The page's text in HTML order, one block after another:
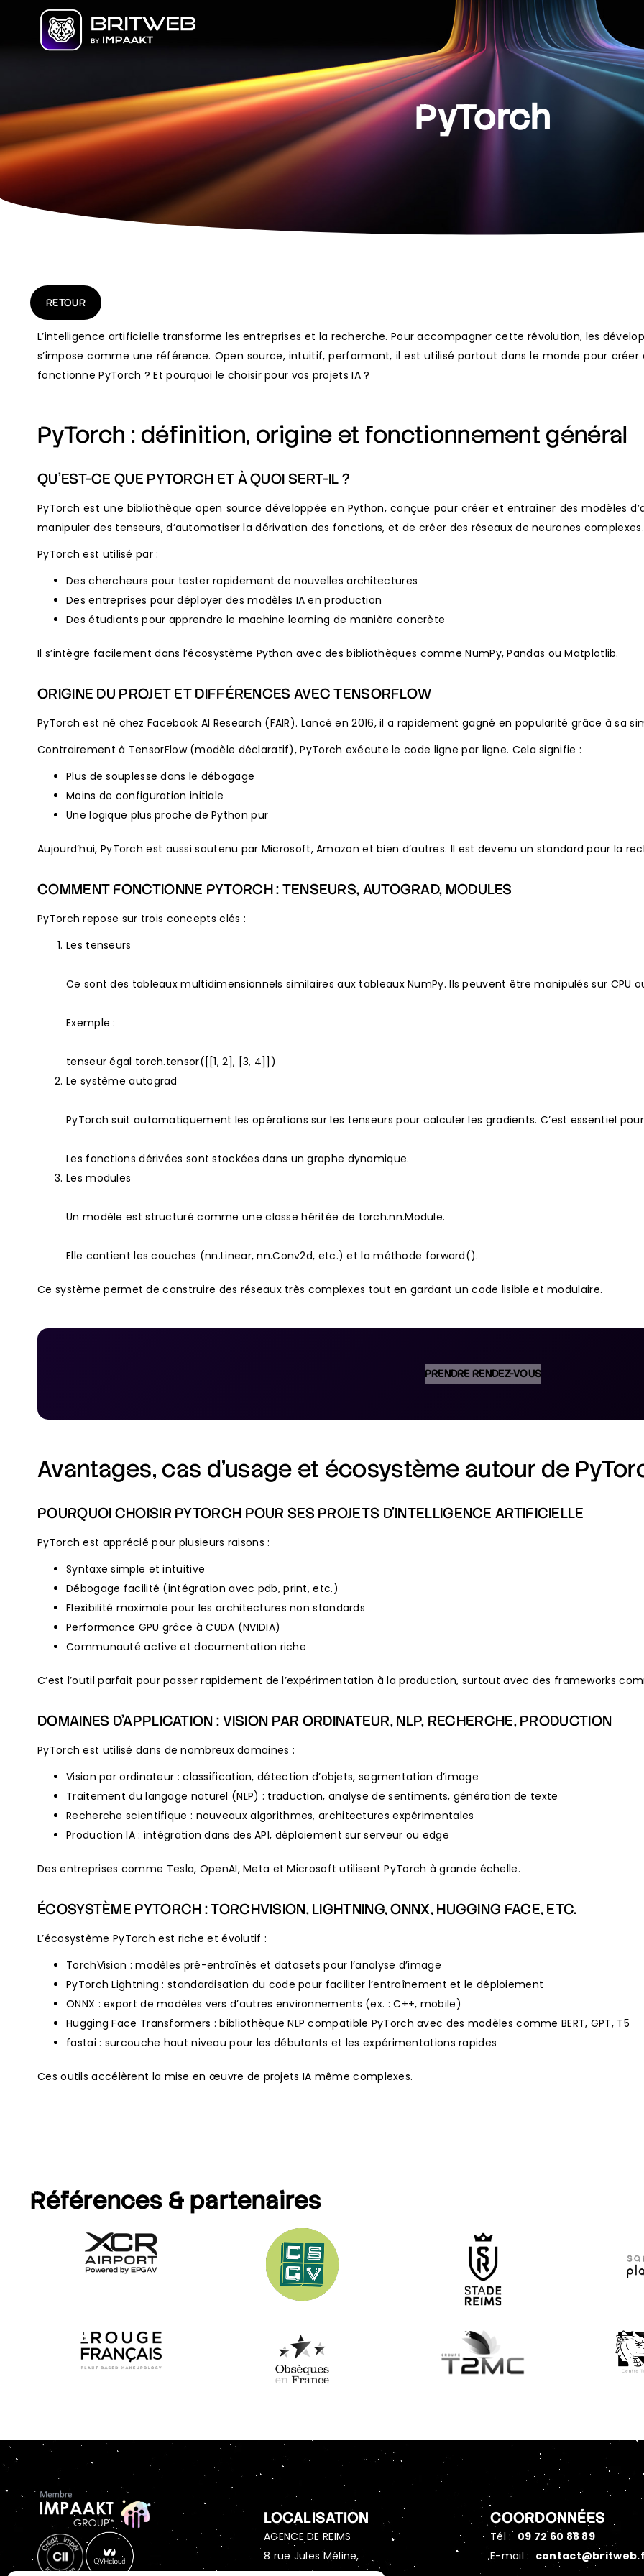
PyTorch
RETOUR
L’intelligence artificielle transforme les entreprises et la recherche. Pour accompagner cette révolution, les
s’impose comme une référence. Open source, intuitif, performant, il est utilisé partout dans le monde pour
fonctionne PyTorch ? Et pourquoi le choisir pour vos projets IA ?
PyTorch : définition, origine et fonctionnement général
QU’EST-CE QUE PYTORCH ET À QUOI SERT-IL ?
PyTorch est une bibliothèque open source développée en Python, conçue pour créer et entraîner des modèles
manipuler des tenseurs, d’automatiser la dérivation des fonctions, et de créer des réseaux de neurones complexes.
PyTorch est utilisé par :
Des chercheurs pour tester rapidement de nouvelles architectures
Des entreprises pour déployer des modèles IA en production
Des étudiants pour apprendre le machine learning de manière concrète
Il s’intègre facilement dans l’écosystème Python avec des bibliothèques comme NumPy, Pandas ou Matplotlib.
ORIGINE DU PROJET ET DIFFÉRENCES AVEC TENSORFLOW
PyTorch est né chez Facebook AI Research (FAIR). Lancé en 2016, il a rapidement gagné en popularité grâce à
Contrairement à TensorFlow (modèle déclaratif), PyTorch exécute le code ligne par ligne. Cela signifie :
Plus de souplesse dans le débogage
Moins de configuration initiale
Une logique plus proche de Python pur
Aujourd’hui, PyTorch est aussi soutenu par Microsoft, Amazon et bien d’autres. Il est devenu un standard pour la
COMMENT FONCTIONNE PYTORCH : TENSEURS, AUTOGRAD, MODULES
PyTorch repose sur trois concepts clés :
Les tenseurs
Ce sont des tableaux multidimensionnels similaires aux tableaux NumPy. Ils peuvent être manipulés sur CPU
Exemple :
tenseur égal torch.tensor([[1, 2], [3, 4]])
Le système autograd
PyTorch suit automatiquement les opérations sur les tenseurs pour calculer les gradients. C’est essentiel
Les fonctions dérivées sont stockées dans un graphe dynamique.
Les modules
Un modèle est structuré comme une classe héritée de torch.nn.Module.
Elle contient les couches (nn.Linear, nn.Conv2d, etc.) et la méthode forward().
Ce système permet de construire des réseaux très complexes tout en gardant un code lisible et modulaire.
PRENDRE RENDEZ-VOUS
Avantages, cas d’usage et écosystème autour de
POURQUOI CHOISIR PYTORCH POUR SES PROJETS D’INTELLIGENCE ARTIFICIELLE
PyTorch est apprécié pour plusieurs raisons :
Syntaxe simple et intuitive
Débogage facilité (intégration avec pdb, print, etc.)
Flexibilité maximale pour les architectures non standards
Performance GPU grâce à CUDA (NVIDIA)
Communauté active et documentation riche
C’est l’outil parfait pour passer rapidement de l’expérimentation à la production, surtout avec des frameworks
DOMAINES D’APPLICATION : VISION PAR ORDINATEUR, NLP, RECHERCHE, PRODUCTION
PyTorch est utilisé dans de nombreux domaines :
Vision par ordinateur : classification, détection d’objets, segmentation d’image
Traitement du langage naturel (NLP) : traduction, analyse de sentiments, génération de texte
Recherche scientifique : nouveaux algorithmes, architectures expérimentales
Production IA : intégration dans des API, déploiement sur serveur ou edge
Des entreprises comme Tesla, OpenAI, Meta et Microsoft utilisent PyTorch à grande échelle.
ÉCOSYSTÈME PYTORCH : TORCHVISION, LIGHTNING, ONNX, HUGGING FACE, ETC.
L’écosystème PyTorch est riche et évolutif :
TorchVision : modèles pré-entraînés et datasets pour l’analyse d’image
PyTorch Lightning : standardisation du code pour faciliter l’entraînement et le déploiement
ONNX : export de modèles vers d’autres environnements (ex. : C++, mobile)
Hugging Face Transformers : bibliothèque NLP compatible PyTorch avec des modèles comme BERT, GPT, T5
fastai : surcouche haut niveau pour les débutants et les expérimentations rapides
Ces outils accélèrent la mise en œuvre de projets IA même complexes.
Références & partenaires
LOCALISATION
AGENCE DE REIMS
8 rue Jules Méline,
COORDONNÉES
Tél : 09 72 60 88 89
E-mail :